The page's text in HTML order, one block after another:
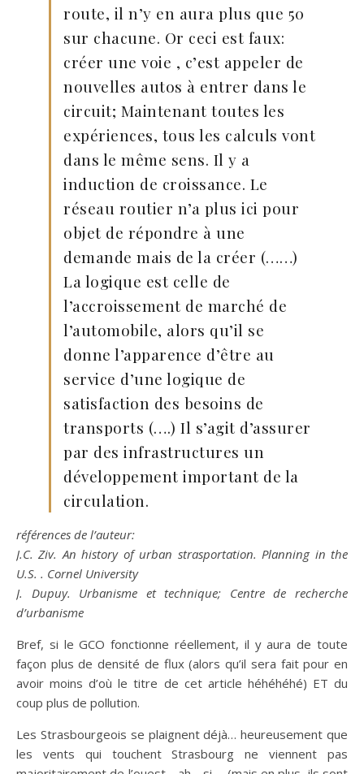
route, il n’y en aura plus que 50
sur chacune. Or ceci est faux:
créer une voie , c’est appeler de
nouvelles autos à entrer dans le
circuit; Maintenant toutes les
expériences, tous les calculs vont
dans le même sens. Il y a
induction de croissance. Le
réseau routier n’a plus ici pour
objet de répondre à une
demande mais de la créer (……)
La logique est celle de
l’accroissement de marché de
l’automobile, alors qu’il se
donne l’apparence d’être au
service d’une logique de
satisfaction des besoins de
transports (….) Il s’agit d’assurer
par des infrastructures un
développement important de la
circulation.
références de l’auteur:
J.C. Ziv. An history of urban strasportation. Planning in the
U.S. . Cornel University
J. Dupuy. Urbanisme et technique; Centre de recherche
d’urbanisme
Bref, si le GCO fonctionne réellement, il y aura de toute
façon plus de densité de flux (alors qu’il sera fait pour en
avoir moins d’où le titre de cet article héhéhéhé) ET du
coup plus de pollution.
Les Strasbourgeois se plaignent déjà… heureusement que
les vents qui touchent Strasbourg ne viennent pas